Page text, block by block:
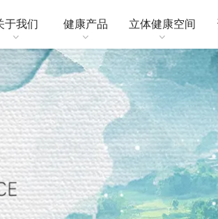
于我们 健康产品 立体健康空间